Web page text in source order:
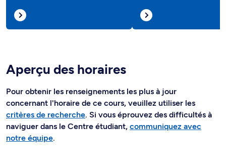
Aperçu des horaires
Pour obtenir les renseignements les plus à jour
concernant l'horaire de ce cours, veuillez utiliser les
critères de recherche. Si vous éprouvez des difficultés à
naviguer dans le Centre étudiant, communiquez avec
notre équipe.